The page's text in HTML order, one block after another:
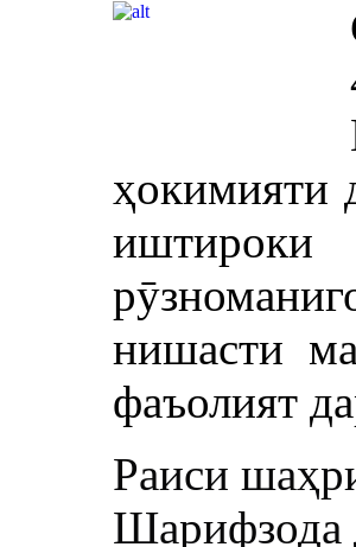
ҳокимияти
нишасти
фаъолият
Раиси
Шарифзода